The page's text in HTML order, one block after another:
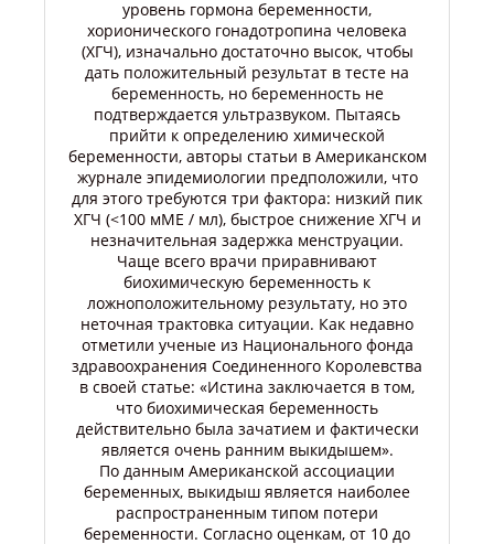
уровень гормона беременности,
хорионического гонадотропина человека
(ХГЧ), изначально достаточно высок, чтобы
дать положительный результат в тесте на
беременность, но беременность не
подтверждается ультразвуком. Пытаясь
прийти к определению химической
беременности, авторы статьи в Американском
журнале эпидемиологии предположили, что
для этого требуются три фактора: низкий пик
ХГЧ (<100 мМЕ / мл), быстрое снижение ХГЧ и
незначительная задержка менструации.
Чаще всего врачи приравнивают
биохимическую беременность к
ложноположительному результату, но это
неточная трактовка ситуации. Как недавно
отметили ученые из Национального фонда
здравоохранения Соединенного Королевства
в своей статье: «Истина заключается в том,
что биохимическая беременность
действительно была зачатием и фактически
является очень ранним выкидышем».
По данным Американской ассоциации
беременных, выкидыш является наиболее
распространенным типом потери
беременности. Согласно оценкам, от 10 до